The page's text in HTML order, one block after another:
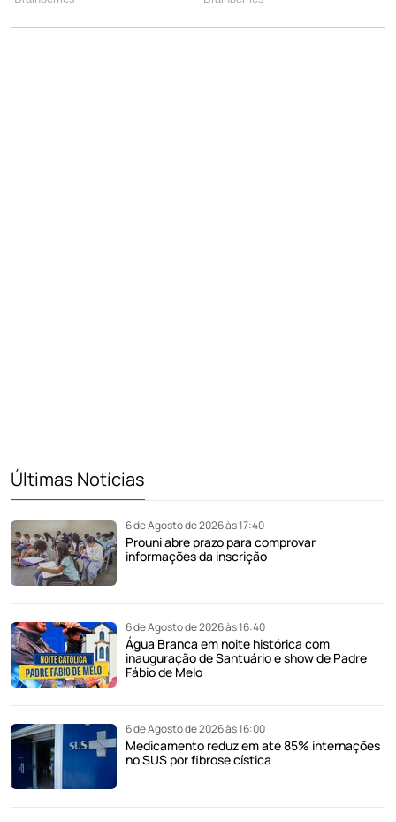
Últimas Notícias
6 de Agosto de 2026 às 17:40
Prouni abre prazo para comprovar
informações da inscrição
6 de Agosto de 2026 às 16:40
Água Branca em noite histórica com
inauguração de Santuário e show de Padre
Fábio de Melo
6 de Agosto de 2026 às 16:00
Medicamento reduz em até 85% internações
no SUS por fibrose cística